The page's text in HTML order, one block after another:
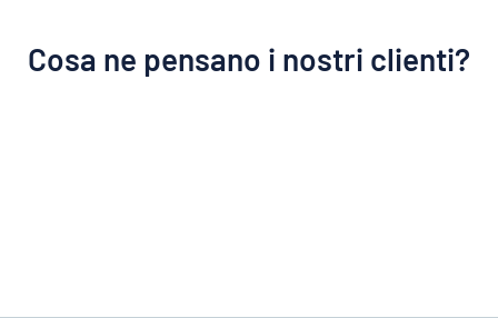
Cosa ne pensano i nostri clienti?